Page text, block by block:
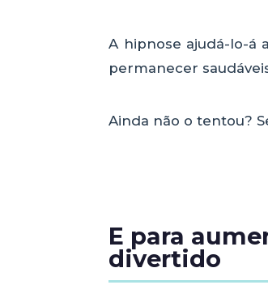
A hipnose ajudá-lo-á
permanecer
Ainda não o tentou?
E para
divertido